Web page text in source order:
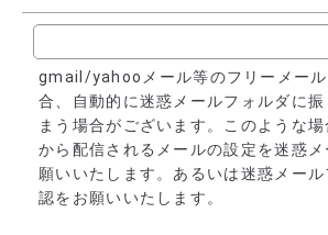
gmail/yahooメール等のフリーメール
合、自動的に迷惑メールフォルダに振
まう場合がございます。このような場
から配信されるメールの設定を迷惑
願いいたします。あるいは迷惑メー
認をお願いいたします。